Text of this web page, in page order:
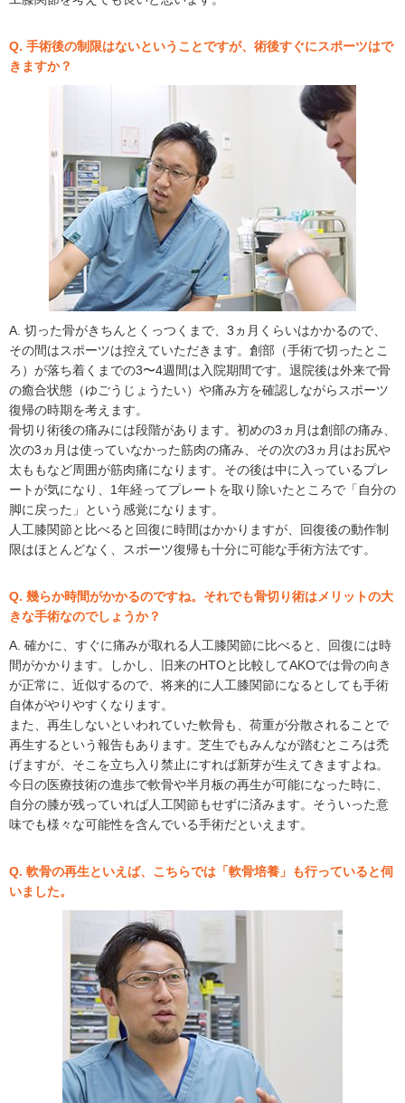
Q. 手術後の制限はないということですが、術後すぐにスポーツはで
きますか？
A. 切った骨がきちんとくっつくまで、3ヵ月くらいはかかるので、
その間はスポーツは控えていただきます。創部（手術で切ったとこ
ろ）が落ち着くまでの3〜4週間は入院期間です。退院後は外来で骨
の癒合状態（ゆごうじょうたい）や痛み方を確認しながらスポーツ
復帰の時期を考えます。
骨切り術後の痛みには段階があります。初めの3ヵ月は創部の痛み、
次の3ヵ月は使っていなかった筋肉の痛み、その次の3ヵ月はお尻や
太ももなど周囲が筋肉痛になります。その後は中に入っているプレ
ートが気になり、1年経ってプレートを取り除いたところで「自分の
脚に戻った」という感覚になります。
人工膝関節と比べると回復に時間はかかりますが、回復後の動作制
限はほとんどなく、スポーツ復帰も十分に可能な手術方法です。
Q. 幾らか時間がかかるのですね。それでも骨切り術はメリットの大
きな手術なのでしょうか？
A. 確かに、すぐに痛みが取れる人工膝関節に比べると、回復には時
間がかかります。しかし、旧来のHTOと比較してAKOでは骨の向き
が正常に、近似するので、将来的に人工膝関節になるとしても手術
自体がやりやすくなります。
また、再生しないといわれていた軟骨も、荷重が分散されることで
再生するという報告もあります。芝生でもみんなが踏むところは禿
げますが、そこを立ち入り禁止にすれば新芽が生えてきますよね。
今日の医療技術の進歩で軟骨や半月板の再生が可能になった時に、
自分の膝が残っていれば人工関節もせずに済みます。そういった意
味でも様々な可能性を含んでいる手術だといえます。
Q. 軟骨の再生といえば、こちらでは「軟骨培養」も行っていると伺
いました。